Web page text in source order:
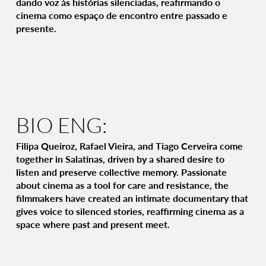
cinema como espaço de encontro entre passado e
presente.
BIO ENG:
Filipa Queiroz, Rafael Vieira, and Tiago Cerveira come
together in Salatinas, driven by a shared desire to
listen and preserve collective memory. Passionate
about cinema as a tool for care and resistance, the
filmmakers have created an intimate documentary that
gives voice to silenced stories, reaffirming cinema as a
space where past and present meet.